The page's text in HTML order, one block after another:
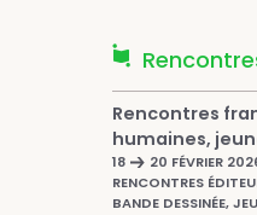
Rencontres
humaines,
18
20 FÉVRIER
RENCONTRES
BANDE DESSINÉE,